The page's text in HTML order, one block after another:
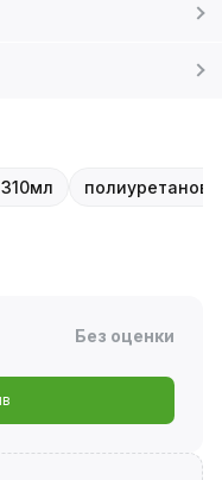
Без оценки